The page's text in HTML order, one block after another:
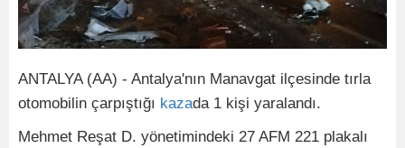
ANTALYA (AA) - Antalya'nın ​​​​​​​Manavgat ilçesinde tırla
otomobilin çarpıştığı kazada 1 kişi yaralandı.
Mehmet Reşat D. yönetimindeki 27 AFM 221 plakalı